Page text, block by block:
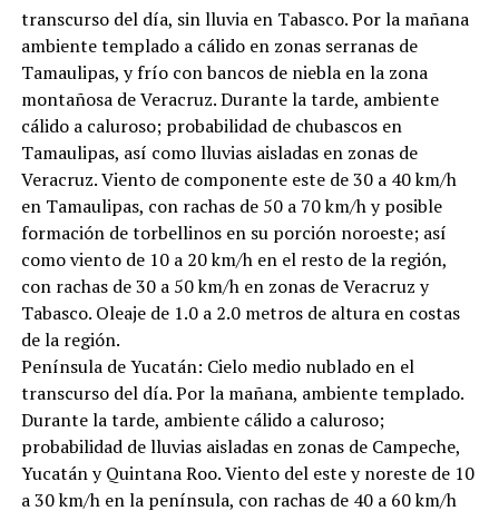
transcurso del día, sin lluvia en Tabasco. Por la mañana
ambiente templado a cálido en zonas serranas de
Tamaulipas, y frío con bancos de niebla en la zona
montañosa de Veracruz. Durante la tarde, ambiente
cálido a caluroso; probabilidad de chubascos en
Tamaulipas, así como lluvias aisladas en zonas de
Veracruz. Viento de componente este de 30 a 40 km/h
en Tamaulipas, con rachas de 50 a 70 km/h y posible
formación de torbellinos en su porción noroeste; así
como viento de 10 a 20 km/h en el resto de la región,
con rachas de 30 a 50 km/h en zonas de Veracruz y
Tabasco. Oleaje de 1.0 a 2.0 metros de altura en costas
de la región.
Península de Yucatán: Cielo medio nublado en el
transcurso del día. Por la mañana, ambiente templado.
Durante la tarde, ambiente cálido a caluroso;
probabilidad de lluvias aisladas en zonas de Campeche,
Yucatán y Quintana Roo. Viento del este y noreste de 10
a 30 km/h en la península, con rachas de 40 a 60 km/h